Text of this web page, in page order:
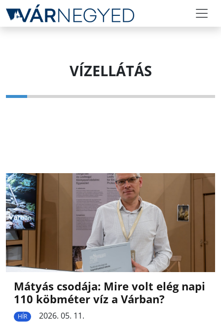
VÍZELLÁTÁS
Mátyás csodája: Mire volt elég napi
110 köbméter víz a Várban?
HÍR
2026. 05. 11.